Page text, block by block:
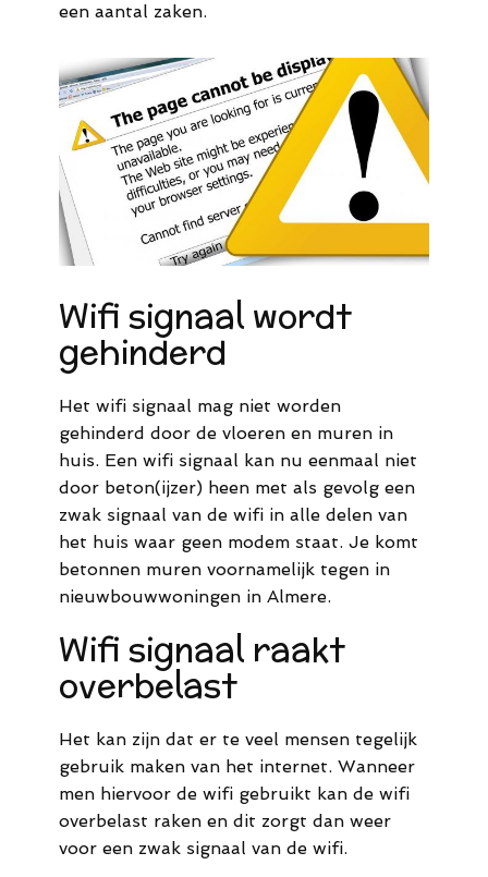
een aantal zaken.
Wifi signaal wordt
gehinderd
Het wifi signaal mag niet worden
gehinderd door de vloeren en muren in
huis. Een wifi signaal kan nu eenmaal niet
door beton(ijzer) heen met als gevolg een
zwak signaal van de wifi in alle delen van
het huis waar geen modem staat. Je komt
betonnen muren voornamelijk tegen in
nieuwbouwwoningen in Almere.
Wifi signaal raakt
overbelast
Het kan zijn dat er te veel mensen tegelijk
gebruik maken van het internet. Wanneer
men hiervoor de wifi gebruikt kan de wifi
overbelast raken en dit zorgt dan weer
voor een zwak signaal van de wifi.